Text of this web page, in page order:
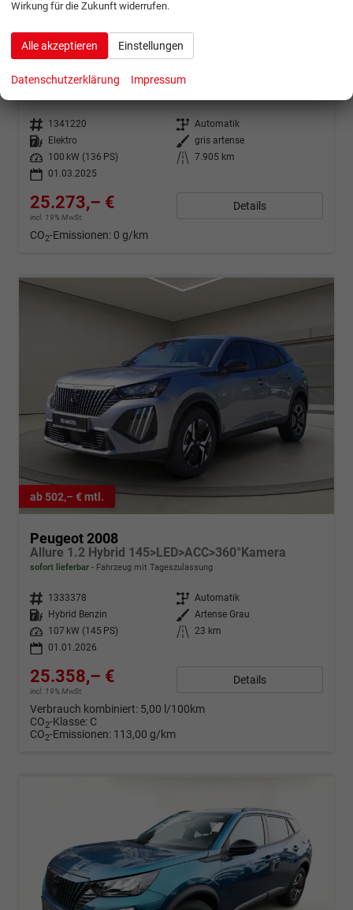
Peugeot 2008
50 kWh 136 ch Allure
Fahrzeugnr. 1341220 Getriebe Automatik
Kraftstoff
Elektro Außenfarbe gris artense
Leistung
100 kW (136 PS) Kilometerstand
7.905 km
01.03.2025
25.273,– €
incl. 19% MwSt.
Details
CO2-Emissionen: 0 g/km
ab 502,– € mtl.
Peugeot 2008
Allure 1.2 Hybrid 145>LED>ACC>360°Kamera
sofort lieferbar Fahrzeug mit Tageszulassung
Fahrzeugnr. 1333378 Getriebe Automatik
Kraftstoff
Hybrid Benzin Außenfarbe Artense Grau
Leistung
107 kW (145 PS) Kilometerstand
23 km
01.01.2026
25.358,– €
incl. 19% MwSt.
Details
Verbrauch kombiniert: 5,00 l/100km
CO2-Klasse: C
CO2-Emissionen: 113,00 g/km
Wirkung für die Zukunft widerrufen.
Alle akzeptieren Einstellungen
Datenschutzerklärung Impressum